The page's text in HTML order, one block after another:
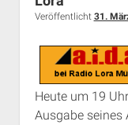
Veröffentlicht 31.
Heute um 19
Ausgabe